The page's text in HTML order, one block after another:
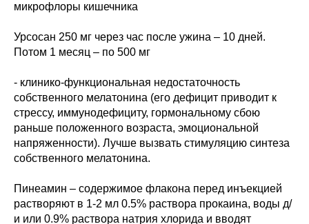
микрофлоры кишечника
Урсосан 250 мг через час после ужина – 10 дней.
Потом 1 месяц – по 500 мг
- клинико-функциональная недостаточность
собственного мелатонина (его дефицит приводит к
стрессу, иммунодефициту, гормональному сбою
раньше положенного возраста, эмоциональной
напряженности). Лучше вызвать стимуляцию синтеза
собственного мелатонина.
Пинеамин – содержимое флакона перед инъекцией
растворяют в 1-2 мл 0.5% раствора прокаина, воды д/
и или 0.9% раствора натрия хлорида и вводят